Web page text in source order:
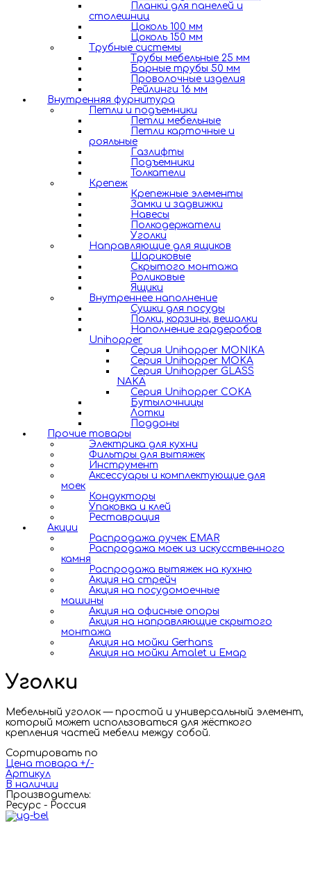
Планки для панелей и
столешниц
Цоколь 100 мм
Цоколь 150 мм
Трубные системы
Трубы мебельные 25 мм
Барные трубы 50 мм
Проволочные изделия
Рейлинги 16 мм
Внутренняя фурнитура
Петли и подъемники
Петли мебельные
Петли карточные и
рояльные
Газлифты
Подъемники
Толкатели
Крепеж
Крепежные элементы
Замки и задвижки
Навесы
Полкодержатели
Уголки
Направляющие для ящиков
Шариковые
Скрытого монтажа
Роликовые
Ящики
Внутреннее наполнение
Сушки для посуды
Полки, корзины, вешалки
Наполнение гардеробов
Unihopper
Серия Unihopper MONIKA
Серия Unihopper MOKA
Серия Unihopper GLASS
NAKA
Серия Unihopper COKA
Бутылочницы
Лотки
Поддоны
Прочие товары
Электрика для кухни
Фильтры для вытяжек
Инструмент
Аксессуары и комплектующие для
моек
Кондукторы
Упаковка и клей
Реставрация
Акции
Распродажа ручек EMAR
Распродажа моек из искусственного
камня
Распродажа вытяжек на кухню
Акция на стрейч
Акция на посудомоечные
машины
Акция на офисные опоры
Акция на направляющие скрытого
монтажа
Акция на мойки Gerhans
Акция на мойки Amalet и Емар
Уголки
Мебельный уголок — простой и универсальный элемент,
который может использоваться для жёсткого
крепления частей мебели между собой.
Сортировать по
Цена товара +/-
Артикул
В наличии
Производитель:
Ресурс - Россия